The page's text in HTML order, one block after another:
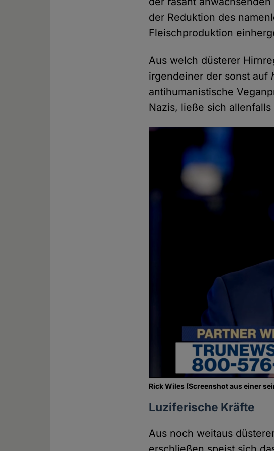
der Reduktion des
Fleischproduktion
Aus welch düsterer
irgendeiner der sonst auf
antihumanistische
Nazis, ließe sich
Rick Wiles (Screenshot aus einer
Luziferische Kräfte
Aus noch weitaus